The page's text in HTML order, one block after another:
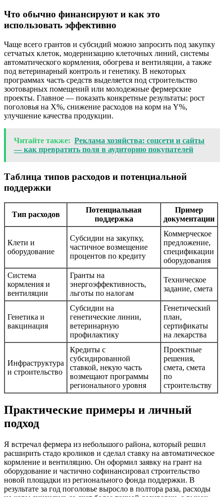
Что обычно финансируют и как это
использовать эффективно
Чаще всего грантов и субсидий можно запросить под закупку
сетчатых клеток, модернизацию клеточных линий, системы
автоматического кормления, обогрева и вентиляции, а также
под ветеринарный контроль и генетику. В некоторых
программах часть средств выделяется под строительство
зоотоварных помещений или молодежные фермерские
проекты. Главное — показать конкретные результаты: рост
поголовья на X%, снижение расходов на корм на Y%,
улучшение качества продукции.
Читайте также: Реклама хозяйства: соцсети и сайты
— как превратить поля в аудиторию покупателей
Таблица типов расходов и потенциальной
поддержки
Тип расходов
Потенциальная
поддержка
Пример
документации
Клети и
оборудование
Субсидии на закупку,
частичное возмещение
процентов по кредиту
Коммерческое
предложение,
спецификации
оборудования
Система
кормления и
вентиляции
Гранты на
энергоэффективность,
льготы по налогам
Техническое
задание, смета
Генетика и
вакцинация
Субсидии на
генетические линии,
ветеринарную
профилактику
Генетический
план,
сертификаты
на лекарства
Инфраструктура
и строительство
Кредиты с
субсидированной
ставкой, некую часть
возмещают программы
регионального уровня
Проектные
решения,
смета, смета
по
строительству
Практические примеры и личный
подход
Я встречал фермера из небольшого района, который решил
расширить стадо кроликов и сделал ставку на автоматическое
кормление и вентиляцию. Он оформил заявку на грант на
оборудование и частично софинансировал строительство
новой площадки из регионального фонда поддержки. В
результате за год поголовье выросло в полтора раза, расходы